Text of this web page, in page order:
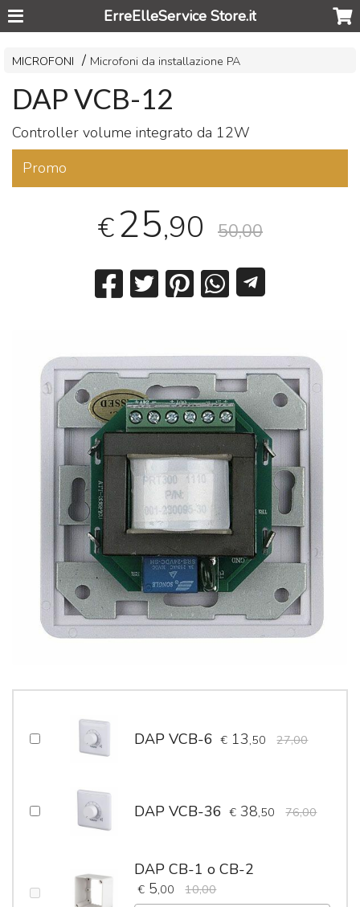
ErreElleService Store.it
MICROFONI Microfoni da installazione PA
DAP VCB-12
Controller volume integrato da 12W
Promo
€25,90 50,00
DAP VCB-6 € 13,50 27,00
DAP VCB-36 € 38,50 76,00
DAP CB-1 o CB-2
€ 5,00
10,00